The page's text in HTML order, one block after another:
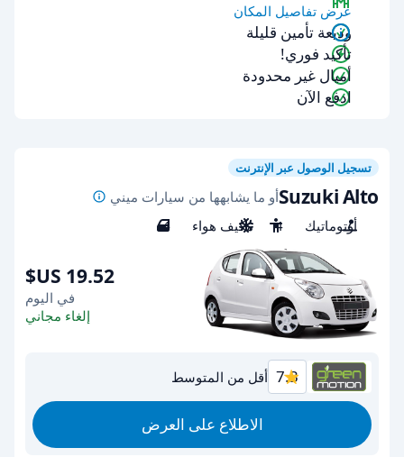
عرض تفاصيل المكان
وديعة تأمين قليلة
تأكيد فوري!
أميال غير محدودة
ادفع الآن
تسجيل الوصول عبر الإنترنت
Suzuki Altoأو ما يشابهها من سيارات ميني
أوتوماتيك
4 مكيف هواء 4
في اليوم
إلغاء مجاني
7.3 أقل من المتوسط
الاطلاع على العرض